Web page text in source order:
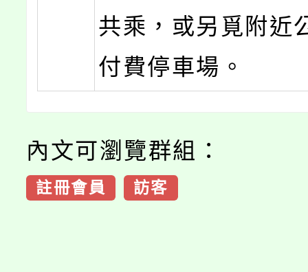
共乘，或另覓附近
付費停車場。
內文可瀏覽群組：
註冊會員 訪客